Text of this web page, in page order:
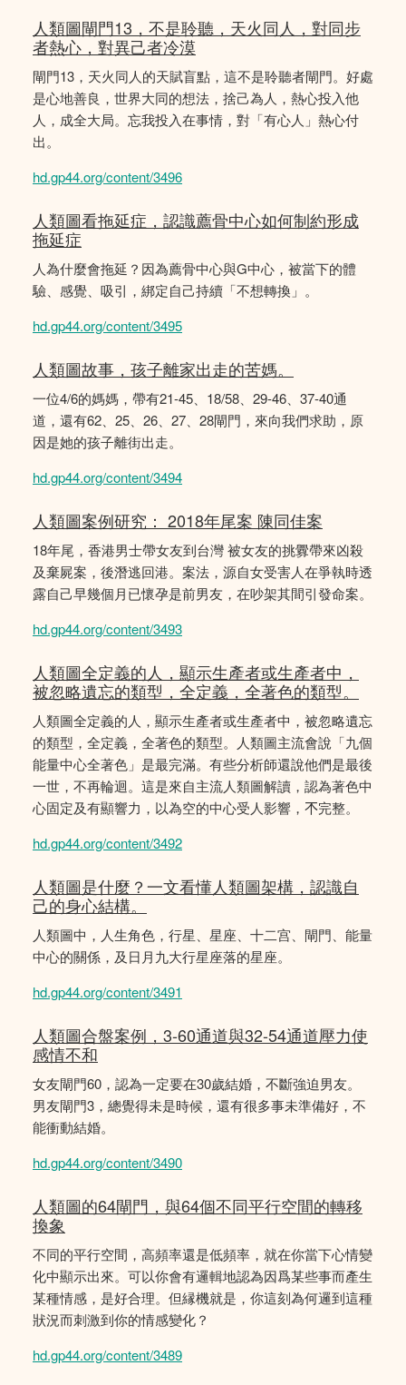
人類圖閘門13，不是聆聽，天火同人，對同步
者熱心，對異己者冷漠
閘門13，天火同人的天賦盲點，這不是聆聽者閘門。好處
是心地善良，世界大同的想法，捨己為人，熱心投入他
人，成全大局。忘我投入在事情，對「有心人」熱心付
出。
hd.gp44.org/content/3496
人類圖看拖延症，認識薦骨中心如何制約形成
拖延症
人為什麼會拖延？因為薦骨中心與G中心，被當下的體
驗、感覺、吸引，綁定自己持續「不想轉換」。
hd.gp44.org/content/3495
人類圖故事，孩子離家出走的苦媽。
一位4/6的媽媽，帶有21-45、18/58、29-46、37-40通
道，還有62、25、26、27、28閘門，來向我們求助，原
因是她的孩子離街出走。
hd.gp44.org/content/3494
人類圖案例研究： 2018年尾案 陳同佳案
18年尾，香港男士帶女友到台灣 被女友的挑釁帶來凶殺
及棄屍案，後潛逃回港。案法，源自女受害人在爭執時透
露自己早幾個月已懷孕是前男友，在吵架其間引發命案。
hd.gp44.org/content/3493
人類圖全定義的人，顯示生產者或生產者中，
被忽略遺忘的類型，全定義，全著色的類型。
人類圖全定義的人，顯示生產者或生產者中，被忽略遺忘
的類型，全定義，全著色的類型。人類圖主流會說「九個
能量中心全著色」是最完滿。有些分析師還說他們是最後
一世，不再輪迴。這是來自主流人類圖解讀，認為著色中
心固定及有顯響力，以為空的中心受人影響，𣎴完整。
hd.gp44.org/content/3492
人類圖是什麼？一文看懂人類圖架構，認識自
己的身心結構。
人類圖中，人生角色，行星、星座、十二宫、閘門、能量
中心的關係，及日月九大行星座落的星座。
hd.gp44.org/content/3491
人類圖合盤案例，3-60通道與32-54通道壓力使
感情不和
女友閘門60，認為一定要在30歲結婚，不斷強迫男友。
男友閘門3，總覺得未是時候，還有很多事未準備好，不
能衝動結婚。
hd.gp44.org/content/3490
人類圖的64閘門，與64個不同平行空間的轉移
換象
不同的平行空間，高頻率還是低頻率，就在你當下心情變
化中顯示出來。可以你會有邏輯地認為因爲某些事而產生
某種情感，是好合理。但縁機就是，你這刻為何邏到這種
狀況而刺激到你的情感變化？
hd.gp44.org/content/3489